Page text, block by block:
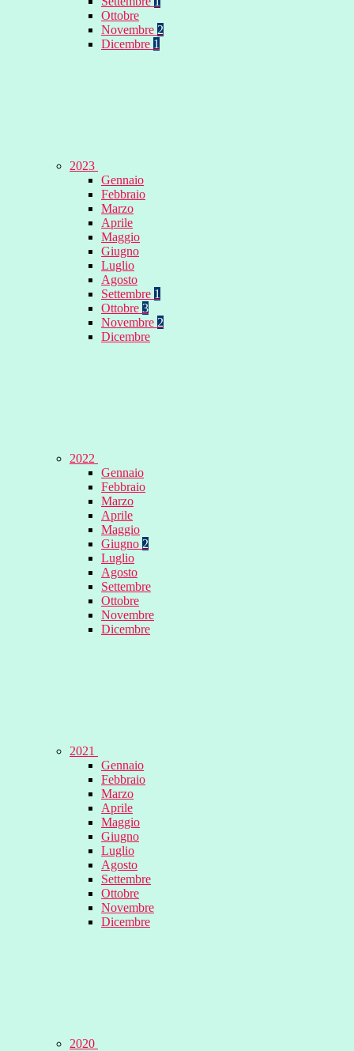
Ottobre
Novembre 2
Dicembre 1
2023
Gennaio
Febbraio
Marzo
Aprile
Maggio
Giugno
Luglio
Agosto
Settembre 1
Ottobre 3
Novembre 2
Dicembre
2022
Gennaio
Febbraio
Marzo
Aprile
Maggio
Giugno 2
Luglio
Agosto
Settembre
Ottobre
Novembre
Dicembre
2021
Gennaio
Febbraio
Marzo
Aprile
Maggio
Giugno
Luglio
Agosto
Settembre
Ottobre
Novembre
Dicembre
2020